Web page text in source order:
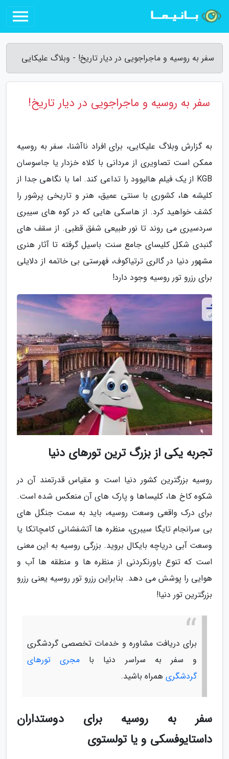
سفر به روسیه و ماجراجویی در دیار تاریخ! - وبلاگ علیکایی
سفر به روسیه و ماجراجویی در دیار تاریخ!
به گزارش وبلاگ علیکایی، برای افراد ناآشنا، سفر به روسیه
ممکن است تصاویری از مردانی با کلاه خزدار یا جاسوسان
KGB از یک فیلم هالیوود را تداعی کند. اما با نگاهی جدا از
کلیشه ها، کشوری با سنتی عمیق، هنر و تاریخی پرشور را
کشف خواهید کرد. از هاسکی هایی که در کوه های سیبری
سردسیری می روند تا نور طبیعی شفق قطبی. از سقف های
گنبدی شکل کلیسای جامع سنت باسیل گرفته تا آثار هنری
مشهور دنیا در گالری ترتیاکوف، فهرستی بی خاتمه از دلایلی
برای رزرو تور روسیه وجود دارد!
تجربه یکی از بزرگ ترین تورهای دنیا
روسیه بزرگترین کشور دنیا است و مقیاس قدرتمند آن در
شکوه کاخ ها، کلیساها و پارک های آن منعکس شده است.
برای درک واقعی وسعت روسیه، باید به سمت جنگل های
بی سرانجام تایگا سیبری، منظره ها آتشفشانی کامچاتکا یا
وسعت آبی دریاچه بایکال بروید. بزرگی روسیه به این معنی
است که تنوع باورنکردنی از منظره ها و منطقه ها آب و
هوایی را پوشش می دهد. بنابراین رزرو تور روسیه یعنی رزرو
بزرگترین تور دنیا!
برای دریافت مشاوره و خدمات تخصصی گردشگری
و سفر به سراسر دنیا با مجری تورهای
گردشگری همراه باشید.
سفر به روسیه برای دوستداران
داستایوفسکی و یا تولستوی